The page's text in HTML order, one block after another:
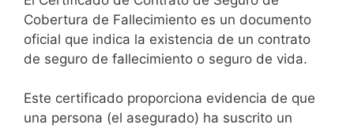
Cobertura de Fallecimiento es un documento
oficial que indica la existencia de un contrato
de seguro de fallecimiento o seguro de vida.
Este certificado proporciona evidencia de que
una persona (el asegurado) ha suscrito un